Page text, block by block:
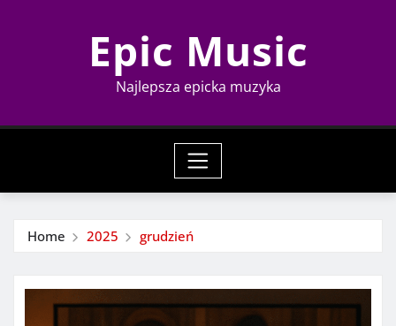
Epic Music
Najlepsza epicka muzyka
Home 2025 grudzień